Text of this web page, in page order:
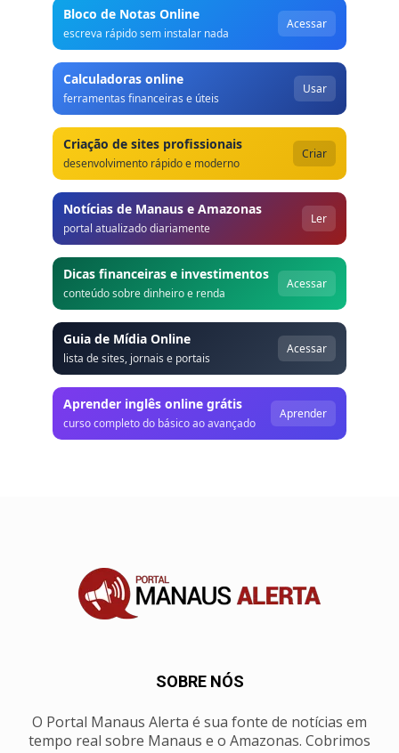
Bloco de Notas Online
escreva rápido sem instalar nada
Acessar
Calculadoras online
ferramentas financeiras e úteis
Usar
Criação de sites profissionais
desenvolvimento rápido e moderno
Criar
Notícias de Manaus e Amazonas
portal atualizado diariamente
Ler
Dicas financeiras e investimentos
conteúdo sobre dinheiro e renda
Acessar
Guia de Mídia Online
lista de sites, jornais e portais
Acessar
Aprender inglês online grátis
curso completo do básico ao avançado
Aprender
SOBRE NÓS
O Portal Manaus Alerta é sua fonte de notícias em
tempo real sobre Manaus e o Amazonas. Cobrimos